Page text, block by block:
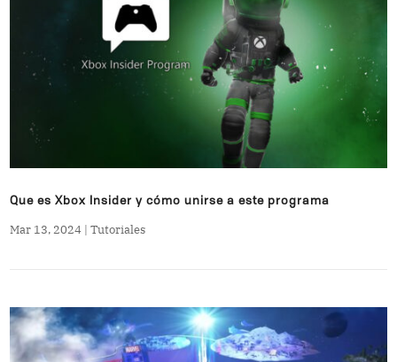
Que es Xbox Insider y cómo unirse a este programa
Mar 13, 2024 |Tutoriales